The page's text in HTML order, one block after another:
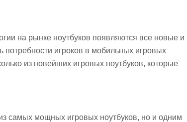
на рынке ноутбуков появляются все новые и
игроков в мобильных игровых
из новейших игровых ноутбуков, которые
самых мощных игровых ноутбуков, но и одним